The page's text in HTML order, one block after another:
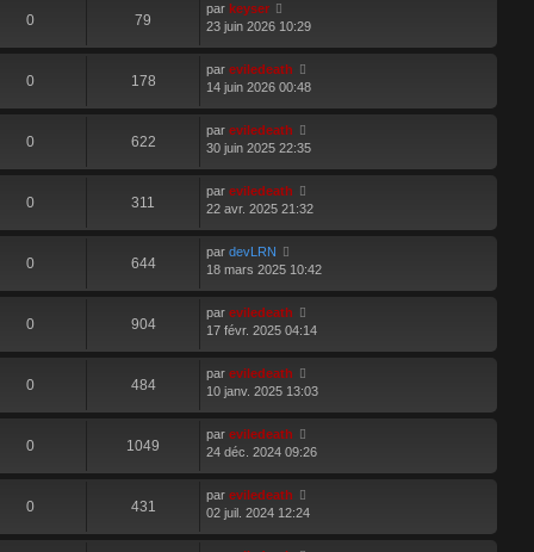
0 79
par keyser
23 juin 2026 10:29
0 178
par eviledeath
14 juin 2026 00:48
0 622
par eviledeath
30 juin 2025 22:35
0 311
par eviledeath
22 avr. 2025 21:32
0 644
par devLRN
18 mars 2025 10:42
0 904
par eviledeath
17 févr. 2025 04:14
0 484
par eviledeath
10 janv. 2025 13:03
0 1049
par eviledeath
24 déc. 2024 09:26
0 431
par eviledeath
02 juil. 2024 12:24